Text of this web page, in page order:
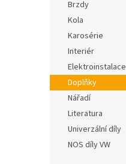
Brzdy
Kola
Karosérie
Interiér
Elektroinstalace
Doplňky
Nářadí
Literatura
Univerzální díly
NOS díly VW